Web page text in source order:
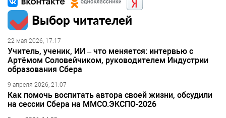
Выбор читателей
22 мая 2026, 17:17
Учитель, ученик, ИИ – что меняется: интервью с
Артёмом Соловейчиком, руководителем Индустрии
образования Сбера
9 апреля 2026, 21:07
Как помочь воспитать автора своей жизни, обсудили
на сессии Сбера на ММСО.ЭКСПО-2026